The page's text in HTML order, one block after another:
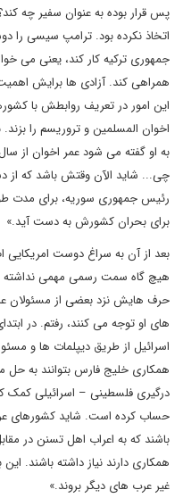
پس قرار بوده به عنوان سفیر چه
اتخاذ نکرده بود. ترامپ سیسی را
جمهوری ترکیه کار کند، یعنی می
همراهی کند. آزادی ها برایش
این امور در تعریف روابطش با
اخوان المسلمین و تروریسم را
چی... شاید الآن وقتش باشد که از
رئیس جمهوری سوریه، برای مدت
برای بحران کشورش به دست آید.»
بعد از آن به سراغ دوست
هیچ گاه سمت رسمی مهمی
حرف هایش نزد بعضی از مسئولان
های او توجه می کنند، رفتم. در
اسرائیل از طریق دیپلمات ها و
همکاری خلیج فارس بتوانند به
درگیری فلسطینی – اسرائیلی کمک
حساب کرده است. شاید کشورهای
باشند که به اعراب اهل تسنن در
همکاری دارند نیاز داشته باشند.
غیر عرب های دیگر بروند.»